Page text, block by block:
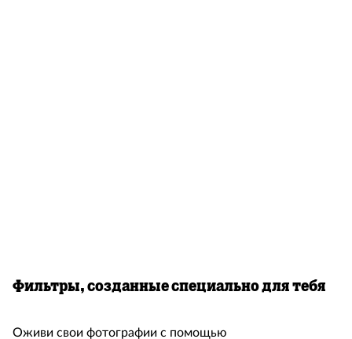
Фильтры, созданные специально для тебя
Оживи свои фотографии с помощью